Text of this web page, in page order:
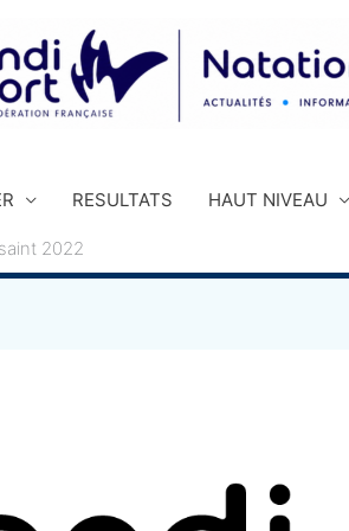
RESULTATS HAUT NIVEAU
2022